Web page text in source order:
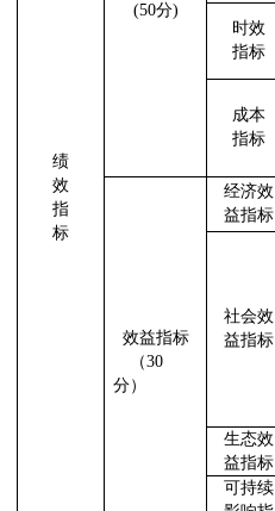
绩
效
指
标
(50分)
时效
指标
成本
指标
效益指标
（30
分）
经济效
益指标
社会效
益指标
生态效
益指标
可持续